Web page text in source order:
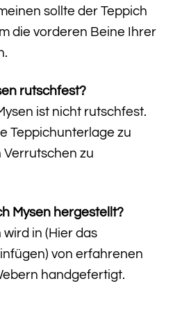
sollte der Teppich
die vorderen Beine Ihrer
rutschfest?
ist nicht rutschfest.
Teppichunterlage zu
Verrutschen zu
Mysen hergestellt?
wird in (Hier das
von erfahrenen
handgefertigt.